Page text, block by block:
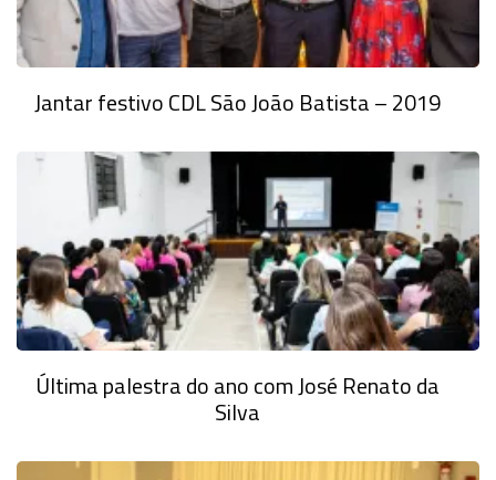
Jantar festivo CDL São João Batista – 2019
Última palestra do ano com José Renato da
Silva